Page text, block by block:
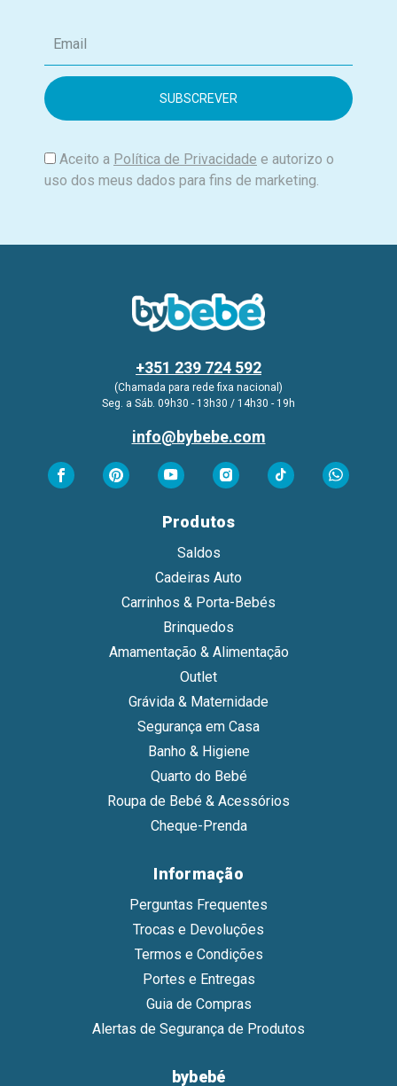
m
i
Aceito a Política de Privacidade e autorizo o
uso dos meus dados para fins de marketing.
+351 239 724 592
(Chamada para rede fixa nacional)
Seg. a Sáb. 09h30 - 13h30 / 14h30 - 19h
info@bybebe.com
Produtos
Saldos
Cadeiras Auto
Carrinhos & Porta-Bebés
Brinquedos
Amamentação & Alimentação
Outlet
Grávida & Maternidade
Segurança em Casa
Banho & Higiene
Quarto do Bebé
Roupa de Bebé & Acessórios
Cheque-Prenda
Informação
Perguntas Frequentes
Trocas e Devoluções
Termos e Condições
Portes e Entregas
Guia de Compras
Alertas de Segurança de Produtos
bybebé